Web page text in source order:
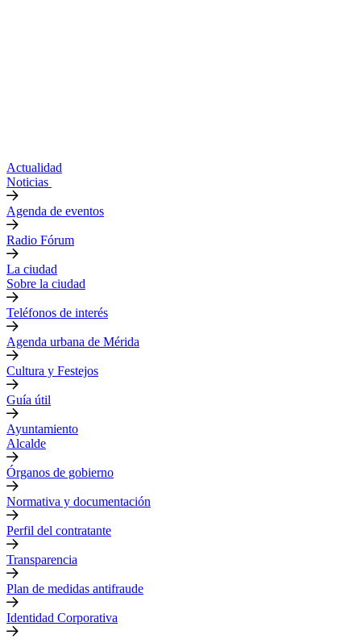
Actualidad
Noticias
Agenda de eventos
Radio Fórum
La ciudad
Sobre la ciudad
Teléfonos de interés
Agenda urbana de Mérida
Cultura y Festejos
Guía útil
Ayuntamiento
Alcalde
Órganos de gobierno
Normativa y documentación
Perfil del contratante
Transparencia
Plan de medidas antifraude
Identidad Corporativa